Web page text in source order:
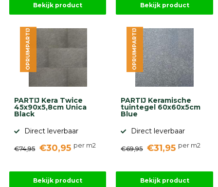
Bekijk product Bekijk product
PARTIJ Kera Twice
45x90x5,8cm Unica
Black
Direct leverbaar
€74,95 €30,95 per m2
OPRUIMPARTIJ
Bekijk product
PARTIJ Keramische
tuintegel 60x60x5cm
Blue
Direct leverbaar
€69,95 €31,95 per m2
OPRUIMPARTIJ
Bekijk product